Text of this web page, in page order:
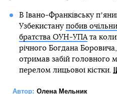
В Івано-Франківську
Узбекистану побив
братства ОУН-УПАта
річного Богдана
отримав забій головного
перелом лицьової кістки.
Автор: Олена Мельник